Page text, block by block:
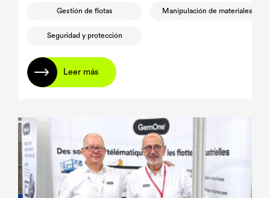
Gestión de flotas Manipulación de materiales
Seguridad y protección
Leer más